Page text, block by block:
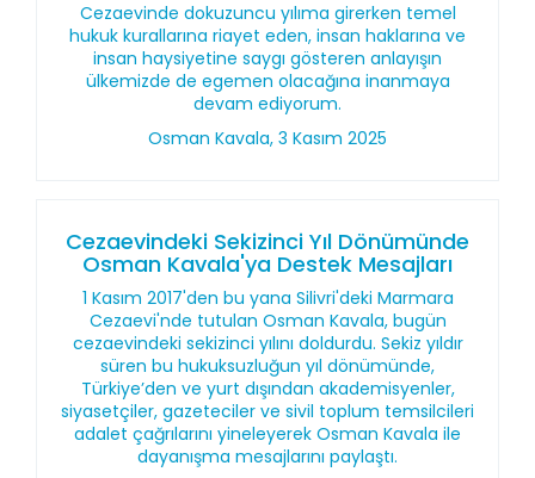
Cezaevinde dokuzuncu yılıma girerken temel
hukuk kurallarına riayet eden, insan haklarına ve
insan haysiyetine saygı gösteren anlayışın
ülkemizde de egemen olacağına inanmaya
devam ediyorum.
Osman Kavala, 3 Kasım 2025
Cezaevindeki Sekizinci Yıl Dönümünde
Osman Kavala'ya Destek Mesajları
1 Kasım 2017'den bu yana Silivri'deki Marmara
Cezaevi'nde tutulan Osman Kavala, bugün
cezaevindeki sekizinci yılını doldurdu. Sekiz yıldır
süren bu hukuksuzluğun yıl dönümünde,
Türkiye’den ve yurt dışından akademisyenler,
siyasetçiler, gazeteciler ve sivil toplum temsilcileri
adalet çağrılarını yineleyerek Osman Kavala ile
dayanışma mesajlarını paylaştı.